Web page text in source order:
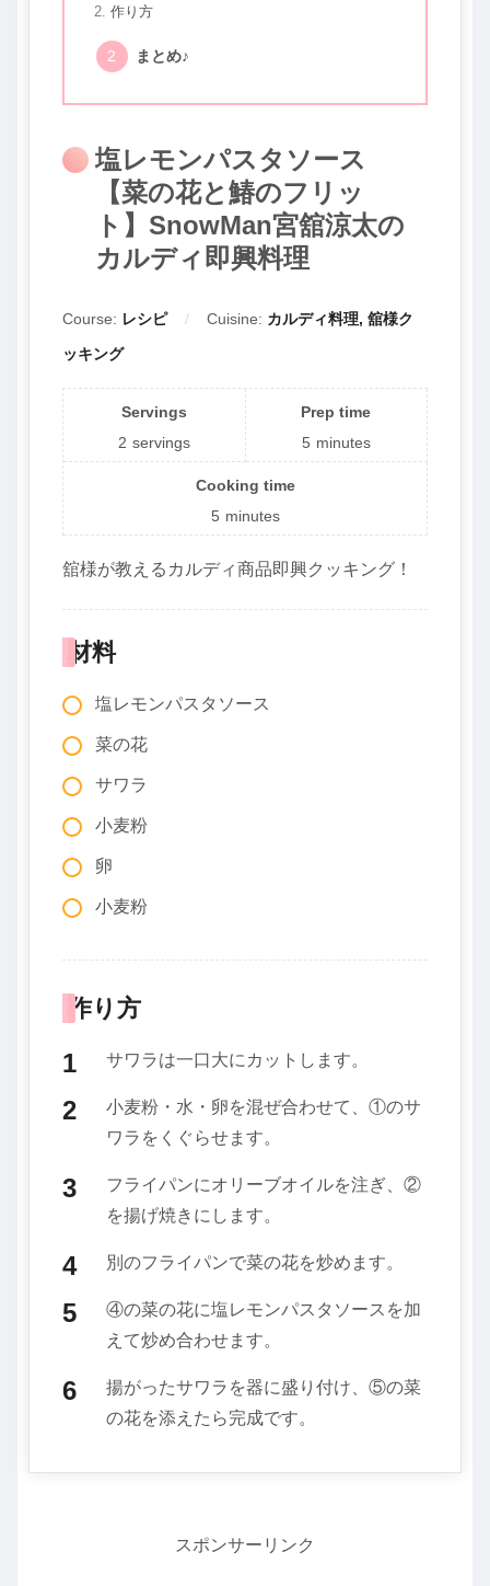
作り方
まとめ♪
塩レモンパスタソース
【菜の花と鰆のフリッ
ト】SnowMan宮舘涼太の
カルディ即興料理
Course: レシピ Cuisine: カルディ料理, 舘様ク
ッキング
Servings
2 servings
Prep time
5 minutes
Cooking time
5 minutes
舘様が教えるカルディ商品即興クッキング！
材料
塩レモンパスタソース
菜の花
サワラ
小麦粉
卵
小麦粉
作り方
サワラは一口大にカットします。
小麦粉・水・卵を混ぜ合わせて、①のサ
ワラをくぐらせます。
フライパンにオリーブオイルを注ぎ、②
を揚げ焼きにします。
別のフライパンで菜の花を炒めます。
④の菜の花に塩レモンパスタソースを加
えて炒め合わせます。
揚がったサワラを器に盛り付け、⑤の菜
の花を添えたら完成です。
スポンサーリンク